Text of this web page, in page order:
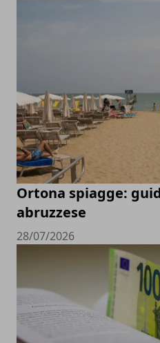
Ortona spiagge:
abruzzese
28/07/2026